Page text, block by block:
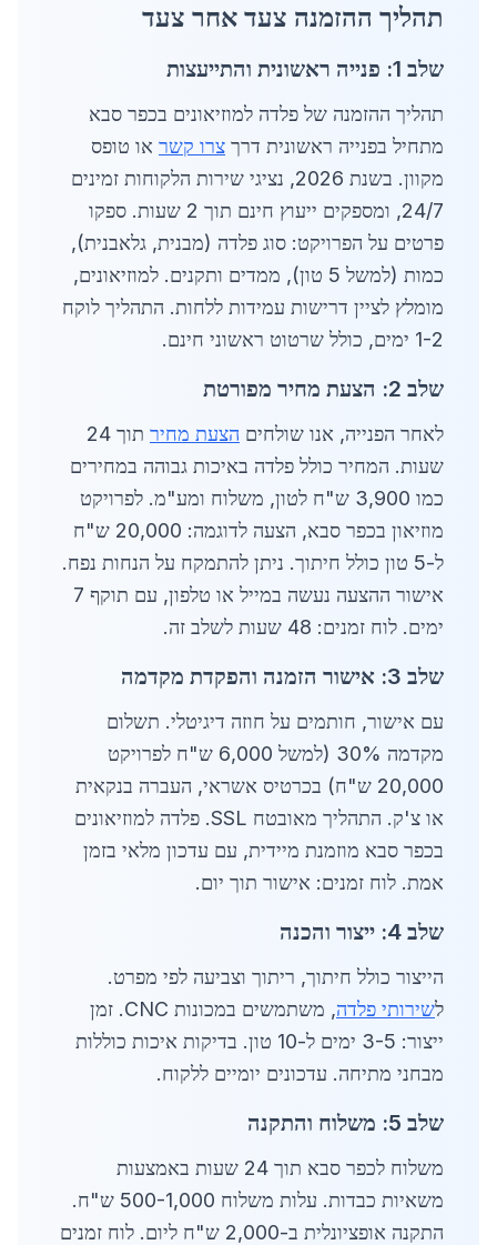
תהליך ההזמנה צעד אחר צעד
שלב 1: פנייה ראשונית והתייעצות
תהליך ההזמנה של פלדה למוזיאונים בכפר סבא
מתחיל בפנייה ראשונית דרך צרו קשר או טופס
מקוון. בשנת 2026, נציגי שירות הלקוחות זמינים
24/7, ומספקים ייעוץ חינם תוך 2 שעות. ספקו
פרטים על הפרויקט: סוג פלדה (מבנית, גלאבנית),
כמות (למשל 5 טון), ממדים ותקנים. למוזיאונים,
מומלץ לציין דרישות עמידות ללחות. התהליך לוקח
1-2 ימים, כולל שרטוט ראשוני חינם.
שלב 2: הצעת מחיר מפורטת
לאחר הפנייה, אנו שולחים הצעת מחיר
תוך 24
שעות. המחיר כולל פלדה באיכות גבוהה במחירים
כמו 3,900 ש"ח לטון, משלוח ומע"מ. לפרויקט
מוזיאון בכפר סבא, הצעה לדוגמה: 20,000 ש"ח
ל-5 טון כולל חיתוך. ניתן להתמקח על הנחות נפח.
אישור ההצעה נעשה במייל או טלפון, עם תוקף 7
ימים. לוח זמנים: 48 שעות לשלב זה.
שלב 3: אישור הזמנה והפקדת מקדמה
עם אישור, חותמים על חוזה דיגיטלי. תשלום
מקדמה 30% (למשל 6,000 ש"ח לפרויקט
20,000 ש"ח) בכרטיס אשראי, העברה בנקאית
או צ'ק. התהליך מאובטח SSL. פלדה למוזיאונים
בכפר סבא מוזמנת מיידית, עם עדכון מלאי בזמן
אמת. לוח זמנים: אישור תוך יום.
שלב 4: ייצור והכנה
הייצור כולל חיתוך, ריתוך וצביעה לפי מפרט.
לשירותי פלדה
, משתמשים במכונות CNC. זמן
ייצור: 3-5 ימים ל-10 טון. בדיקות איכות כוללות
מבחני מתיחה. עדכונים יומיים ללקוח.
שלב 5: משלוח והתקנה
משלוח לכפר סבא תוך 24 שעות באמצעות
משאיות כבדות. עלות משלוח 500-1,000 ש"ח.
התקנה אופציונלית ב-2,000 ש"ח ליום. לוח זמנים